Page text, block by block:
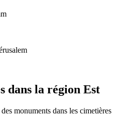
dans la région Est
monuments dans les cimetières